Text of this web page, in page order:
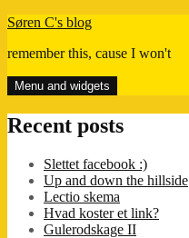
Skip
content
Søren C's blog
remember this, cause I won't
Menu and widgets
Recent posts
Slettet facebook :)
Up and down the hillside
Lectio skema
Hvad koster et link?
Gulerodskage II